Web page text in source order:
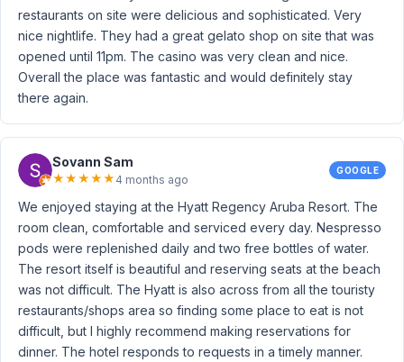
restaurants on site were delicious and sophisticated. Very
nice nightlife. They had a great gelato shop on site that was
opened until 11pm. The casino was very clean and nice.
Overall the place was fantastic and would definitely stay
there again.
Sovann Sam
★★★★★ 4 months ago
GOOGLE
We enjoyed staying at the Hyatt Regency Aruba Resort. The
room clean, comfortable and serviced every day. Nespresso
pods were replenished daily and two free bottles of water.
The resort itself is beautiful and reserving seats at the beach
was not difficult. The Hyatt is also across from all the touristy
restaurants/shops area so finding some place to eat is not
difficult, but I highly recommend making reservations for
dinner. The hotel responds to requests in a timely manner.